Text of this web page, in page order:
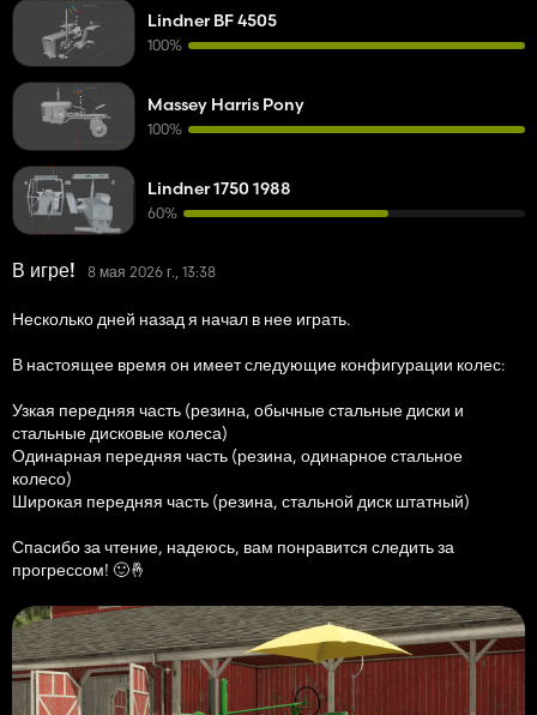
В игре! 8 мая 2026 г., 13:38
Несколько дней назад я начал в нее играть.
В настоящее время он имеет следующие конфигурации колес:
Узкая передняя часть (резина, обычные стальные диски и
стальные дисковые колеса)
Одинарная передняя часть (резина, одинарное стальное
колесо)
Широкая передняя часть (резина, стальной диск штатный)
Спасибо за чтение, надеюсь, вам понравится следить за
прогрессом! 🙂🤞
Lindner BF 4505
100%
Massey Harris Pony
100%
Lindner 1750 1988
60%